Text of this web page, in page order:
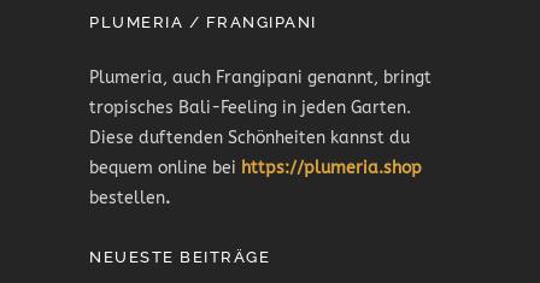
PLUMERIA / FRANGIPANI
Plumeria, auch Frangipani genannt, bringt
tropisches Bali-Feeling in jeden Garten.
Diese duftenden Schönheiten kannst du
bequem online bei https://plumeria.shop
bestellen.
NEUESTE BEITRÄGE